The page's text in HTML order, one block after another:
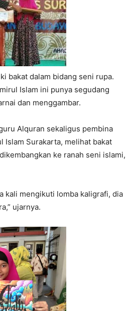
bakat dalam bidang seni rupa.
Islam ini punya segudang
dan menggambar.
Alquran sekaligus pembina
Islam Surakarta, melihat bakat
ke ranah seni islami,
kali mengikuti lomba kaligrafi, dia
ujarnya.